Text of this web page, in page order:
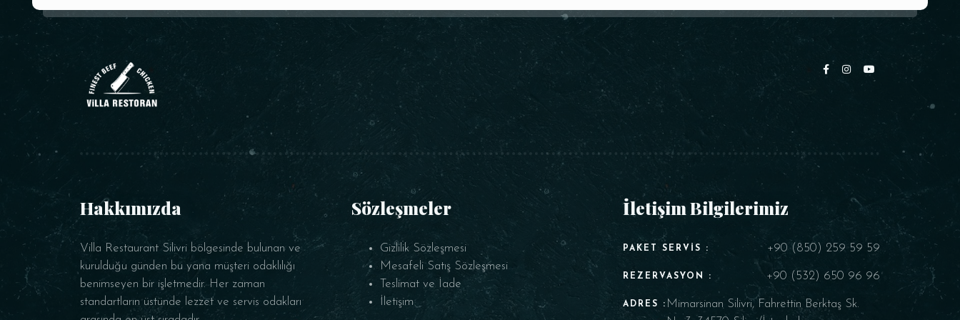
Hakkımızda
Villa Restaurant Silivri bölgesinde bulunan ve
kurulduğu günden bu yana müşteri odaklılığı
benimseyen bir işletmedir. Her zaman
standartların üstünde lezzet ve servis odakları
Sözleşmeler
Gizlilik Sözleşmesi
Mesafeli Satış Sözleşmesi
Teslimat ve İade
İletişim
İletişim Bilgilerimiz
PAKET SERVIS : +90 (850) 259 59 59
REZERVASYON : +90 (532) 650 96 96
ADRES : Mimarsinan Silivri, Fahrettin Berktaş Sk.